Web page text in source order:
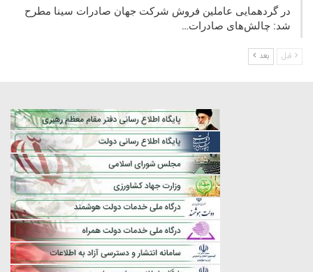
در گردهمایی عاملین فروش شرکت جهان صادرات سینا مطرح
شد: چالش‌های صادرات…
قبل بعد